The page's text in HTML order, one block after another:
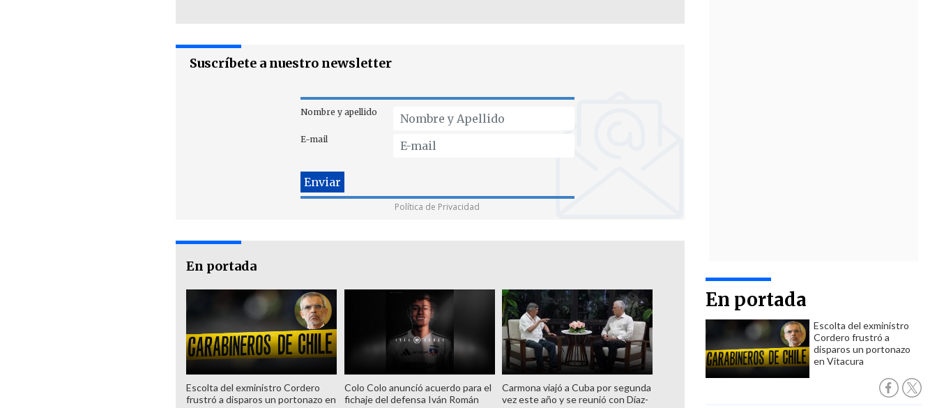
En portada
Escolta del exministro
Cordero frustró a
disparos un portonazo
en Vitacura
Suscríbete a nuestro newsletter
Nombre y apellido
E-mail
Política de Privacidad
En portada
Escolta del exministro Cordero
frustró a disparos un portonazo en
Colo Colo anunció acuerdo para el
fichaje del defensa Iván Román
Carmona viajó a Cuba por segunda
vez este año y se reunió con Díaz-